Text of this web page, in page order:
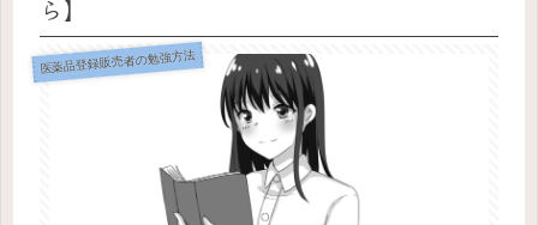
ら】
医薬品登録販売者の勉強方法